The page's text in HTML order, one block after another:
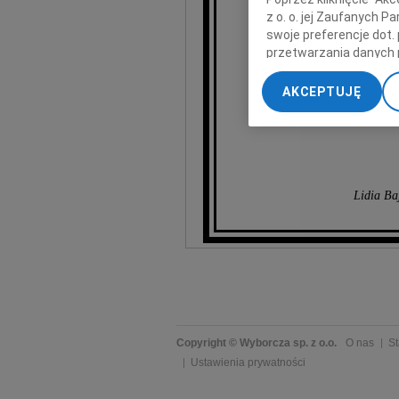
z
Lidia
Copyright © Wyborcza sp. z o.o. O nas
Ustawienia prywatności
z o. o. jej Zaufanych
swoje preferencje dot.
przetwarzania danych
„Ustawienia
My, nasi Zaufani
dokładnych danych
Przechowywanie
AKCEPTUJĘ